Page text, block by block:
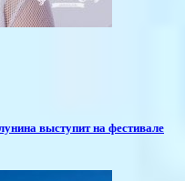
выступит на фестивале